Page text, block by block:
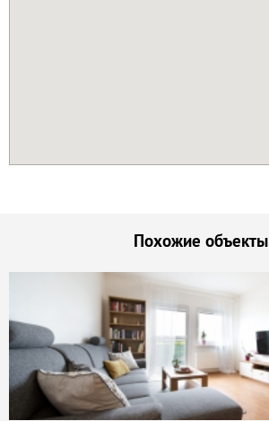
Похожие объекты